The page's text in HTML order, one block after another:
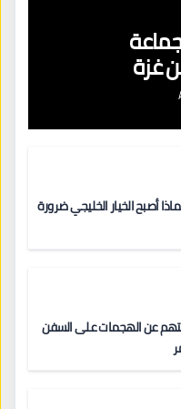
غزة
أصبح الخيار الخليجي ضرورة
عن الهجمات على السفن